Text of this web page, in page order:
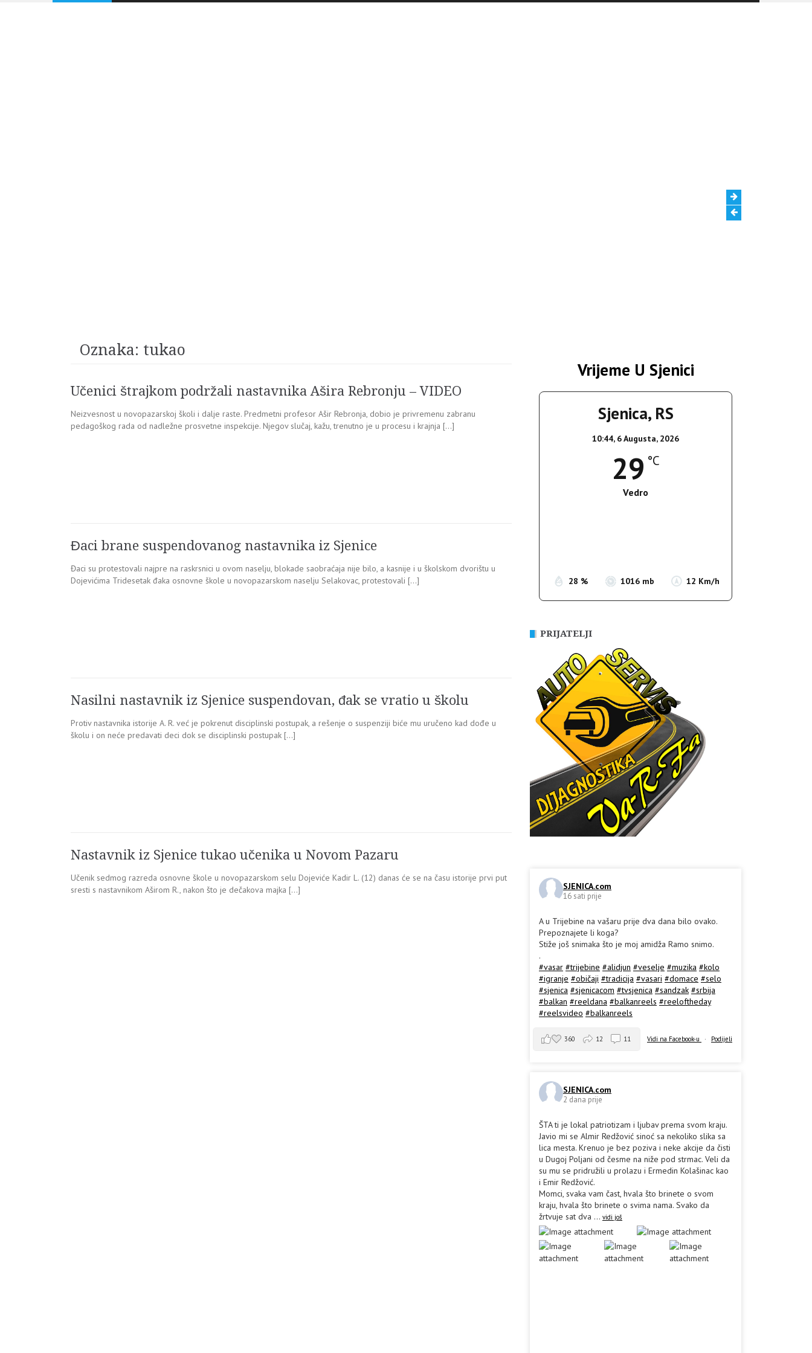
Oznaka: tukao
Učenici štrajkom podržali nastavnika Ašira Rebronju – VIDEO
Neizvesnost u novopazarskoj školi i dalje raste. Predmetni profesor Ašir Rebronja, dobio je privremenu zabranu
pedagoškog rada od nadležne prosvetne inspekcije. Njegov slučaj, kažu, trenutno je u procesu i krajnja […]
Đaci brane suspendovanog nastavnika iz Sjenice
Đaci su protestovali najpre na raskrsnici u ovom naselju, blokade saobraćaja nije bilo, a kasnije i u školskom dvorištu u
Dojevićima Tridesetak đaka osnovne škole u novopazarskom naselju Selakovac, protestovali […]
Nasilni nastavnik iz Sjenice suspendovan, đak se vratio u školu
Protiv nastavnika istorije A. R. već je pokrenut disciplinski postupak, a rešenje o suspenziji biće mu uručeno kad dođe u
školu i on neće predavati deci dok se disciplinski postupak […]
Nastavnik iz Sjenice tukao učenika u Novom Pazaru
Učenik sedmog razreda osnovne škole u novopazarskom selu Dojeviće Kadir L. (12) danas će se na času istorije prvi put
sresti s nastavnikom Aširom R., nakon što je dečakova majka […]
Vrijeme U Sjenici
Sjenica, RS
10:44, 6 Augusta, 2026
29 °C
Vedro
28 % 1016 mb 12 Km/h
PRIJATELJI
SJENICA.com
16 sati prije
A u Trijebine na vašaru prije dva dana bilo ovako.
Prepoznajete li koga?
Stiže još snimaka što je moj amidža Ramo snimo.
.
#vasar #trijebine #alidjun #veselje #muzika #kolo
#igranje #običaji #tradicija #vasari #domace #selo
#sjenica #sjenicacom #tvsjenica #sandzak #srbija
#balkan #reeldana #balkanreels #reeloftheday
#reelsvideo #balkanreels
Vidi na Facebook-u · Podijeli
360 12 11
SJENICA.com
2 dana prije
ŠTA ti je lokal patriotizam i ljubav prema svom kraju.
Javio mi se Almir Redžović sinoć sa nekoliko slika sa
lica mesta. Krenuo je bez poziva i neke akcije da čisti
u Dugoj Poljani od česme na niže pod strmac. Veli da
su mu se pridružili u prolazu i Ermedin Kolašinac kao
i Emir Redžović.
Momci, svaka vam čast, hvala što brinete o svom
kraju, hvala što brinete o svima nama. Svako da
žrtvuje sat dva ... vidi još